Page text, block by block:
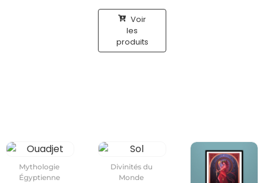
Voir
les
produits
Mythologie
Égyptienne
Divinités du
Monde